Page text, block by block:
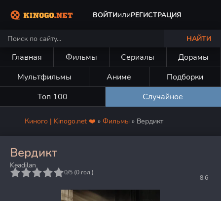
ВОЙТИилиРЕГИСТРАЦИЯ
НАЙТИ
Главная Фильмы Сериалы
Дорамы
Мультфильмы
Аниме
Подборки
Топ 100
Случайное
Киного | Kinogo.net ❤️ » Фильмы » Вердикт
Вердикт
Keadilan
8.6
0/5 (0 гол.)